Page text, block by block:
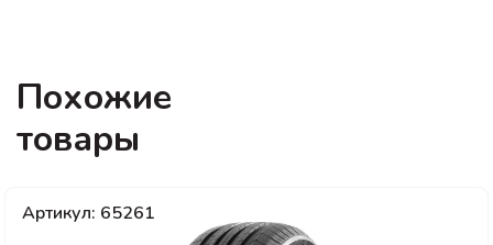
Похожие
товары
Артикул: 65261